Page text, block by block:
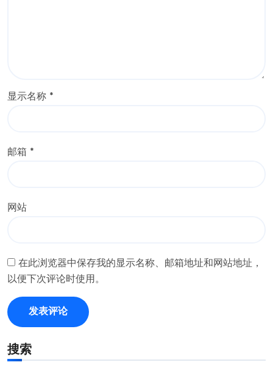
显示名称 *
邮箱 *
网站
在此浏览器中保存我的显示名称、邮箱地址和网站地址，
以便下次评论时使用。
搜索